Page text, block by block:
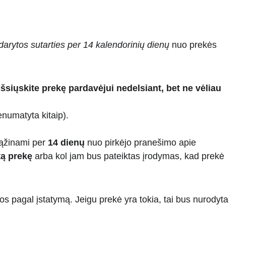
sutarties per 14 kalendorinių dienų nuo prekės
prekę pardavėjui nedelsiant, bet ne vėliau
kitaip).
per 14 dienų nuo pirkėjo pranešimo apie
prekę arba kol jam bus pateiktas įrodymas, kad prekė
pagal įstatymą. Jeigu prekė yra tokia, tai bus nurodyta